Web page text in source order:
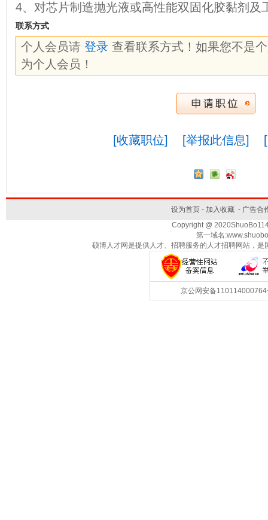
4、对芯片制造抛光液或高性能双固化胶黏剂及
联系方式
个人会员请 登录 查看联系方式！如果您不是
为个人会员！
[收藏职位] [举报此信息]
设为首页- 加入收藏- 广告合
Copyright @
第一域名
硕博人才网是提供人才、招聘服务的人才招聘网站，
京公网安备